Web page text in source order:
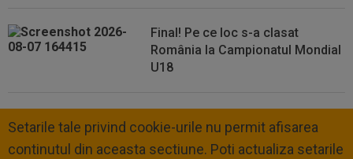
Final! Pe ce loc s-a clasat
România la Campionatul Mondial
U18
Setarile tale privind cookie-urile nu permit afisarea
continutul din aceasta sectiune. Poti actualiza setarile